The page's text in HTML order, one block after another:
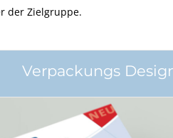
der Zielgruppe.
Verpackungs